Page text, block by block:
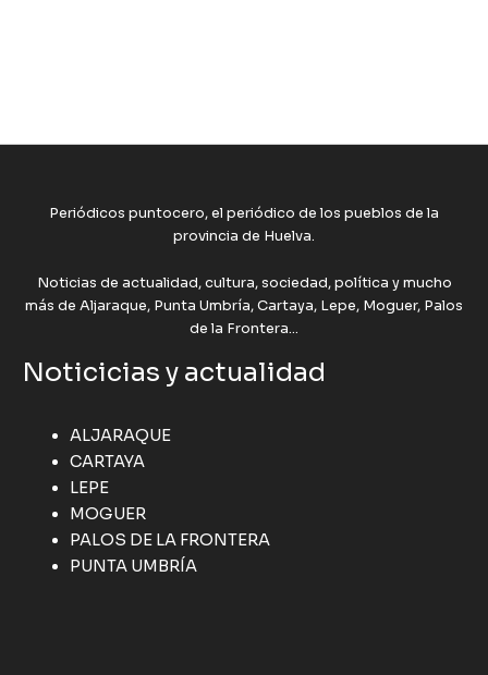
Periódicos puntocero, el periódico de los pueblos de la
provincia de Huelva.
Noticias de actualidad, cultura, sociedad, política y mucho
más de Aljaraque, Punta Umbría, Cartaya, Lepe, Moguer, Palos
de la Frontera...
Noticicias y actualidad
ALJARAQUE
CARTAYA
LEPE
MOGUER
PALOS DE LA FRONTERA
PUNTA UMBRÍA